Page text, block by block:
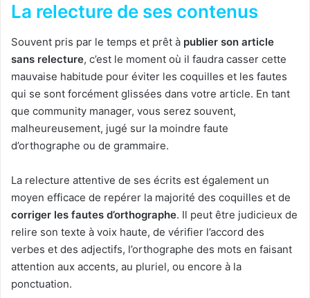
La relecture de ses contenus
Souvent pris par le temps et prêt à publier son article
sans relecture, c’est le moment où il faudra casser cette
mauvaise habitude pour éviter les coquilles et les fautes
qui se sont forcément glissées dans votre article. En tant
que community manager, vous serez souvent,
malheureusement, jugé sur la moindre faute
d’orthographe ou de grammaire.
La relecture attentive de ses écrits est également un
moyen efficace de repérer la majorité des coquilles et de
corriger les fautes d’orthographe. Il peut être judicieux de
relire son texte à voix haute, de vérifier l’accord des
verbes et des adjectifs, l’orthographe des mots en faisant
attention aux accents, au pluriel, ou encore à la
ponctuation.